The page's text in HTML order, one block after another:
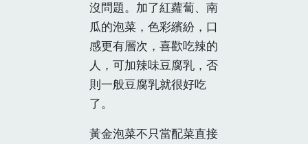
沒問題。加了紅蘿蔔、南
瓜的泡菜，色彩繽紛，口
感更有層次，喜歡吃辣的
人，可加辣味豆腐乳，否
則一般豆腐乳就很好吃
了。
黃金泡菜不只當配菜直接